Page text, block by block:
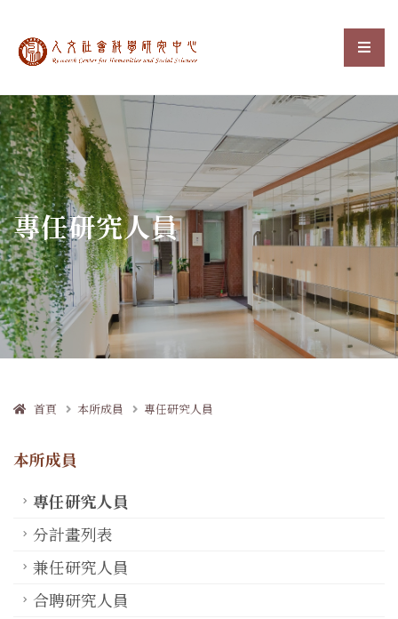
中央研究院人文社會科選
:::
專任研究人員
首頁 本所成員 專任研究人員
本所成員
專任研究人員
分計畫列表
兼任研究人員
合聘研究人員